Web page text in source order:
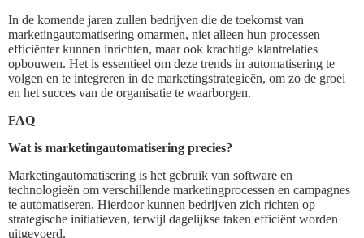
In de komende jaren zullen bedrijven die de toekomst van
marketingautomatisering omarmen, niet alleen hun processen
efficiënter kunnen inrichten, maar ook krachtige klantrelaties
opbouwen. Het is essentieel om deze trends in automatisering te
volgen en te integreren in de marketingstrategieën, om zo de groei
en het succes van de organisatie te waarborgen.
FAQ
Wat is marketingautomatisering precies?
Marketingautomatisering is het gebruik van software en
technologieën om verschillende marketingprocessen en campagnes
te automatiseren. Hierdoor kunnen bedrijven zich richten op
strategische initiatieven, terwijl dagelijkse taken efficiënt worden
uitgevoerd.